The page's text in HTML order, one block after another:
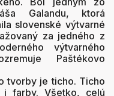
Galandu, ktorá
slovenské výtvarné
za jedného z
výtvarného
Paštékovo
tvorby je ticho. Ticho
farby. Všetko, celú